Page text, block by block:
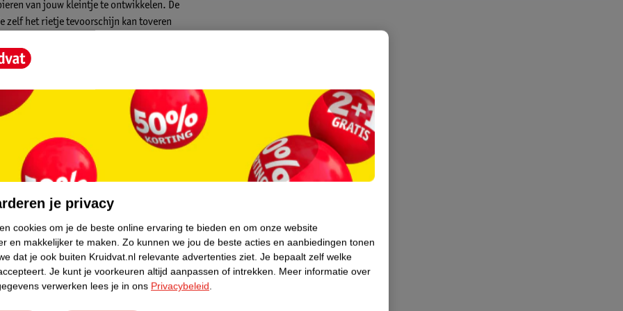
van jouw kleintje te ontwikkelen. De
zelf het rietje tevoorschijn kan toveren
in de vaatwasser en is hij extra snel
en Deep Pink!
je privacy
cookies om je de beste online ervaring te bieden en om onze website
en makkelijker te maken. Zo kunnen we jou de beste acties en aanbiedingen tonen
dat je ook buiten Kruidvat.nl relevante advertenties ziet. Je bepaalt zelf welke
Je kunt je voorkeuren altijd aanpassen of intrekken. Meer informatie over
verwerken lees je in ons Privacybeleid.